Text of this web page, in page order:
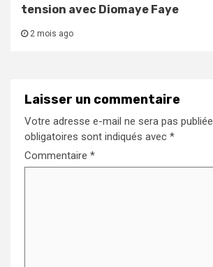
tension avec Diomaye Faye
2 mois ago
Laisser un commentaire
Votre adresse e-mail ne sera pas publiée.
obligatoires sont indiqués avec *
Commentaire *